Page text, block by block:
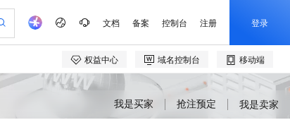
我是买家 抢注预定 我是卖家